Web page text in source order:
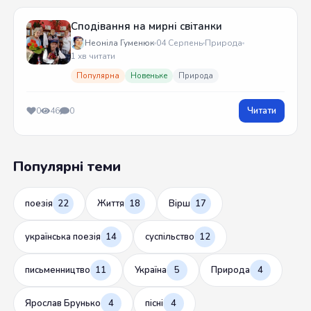
Сподівання на мирні світанки
Неоніла Гуменюк 04 Серпень Природа
1 хв читати
Популярна Новеньке Природа
0 46 0 Читати
Популярні теми
поезія 22 Життя 18 Вірш 17
українська поезія 14 суспільство 12
письменництво 11 Україна 5 Природа 4
Ярослав Брунько 4 пісні 4